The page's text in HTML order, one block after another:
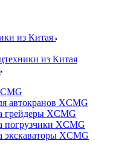
из Китая
из Китая
автокранов XCMG
грейдеры XCMG
погрузчики XCMG
экскаваторы XCMG